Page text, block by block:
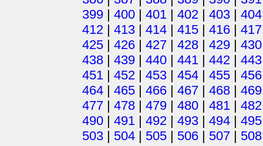
399 | 400 | 401 | 402 | 403 | 404
412 | 413 | 414 | 415 | 416 | 417
425 | 426 | 427 | 428 | 429 | 430
438 | 439 | 440 | 441 | 442 | 443
451 | 452 | 453 | 454 | 455 | 456
464 | 465 | 466 | 467 | 468 | 469
477 | 478 | 479 | 480 | 481 | 482
490 | 491 | 492 | 493 | 494 | 495
503 | 504 | 505 | 506 | 507 | 508